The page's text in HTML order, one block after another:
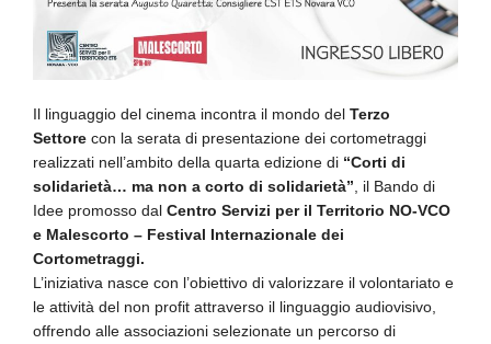
Il linguaggio del cinema incontra il mondo del Terzo
Settore con la serata di presentazione dei cortometraggi
realizzati nell’ambito della quarta edizione di “Corti di
solidarietà… ma non a corto di solidarietà” , il Bando di
Idee promosso dal Centro Servizi per il Territorio NO-VCO
e Malescorto – Festival Internazionale dei
Cortometraggi.
L’iniziativa nasce con l’obiettivo di valorizzare il volontariato e
le attività del non profit attraverso il linguaggio audiovisivo,
offrendo alle associazioni selezionate un percorso di